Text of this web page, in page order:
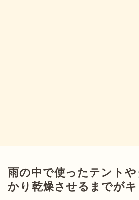
雨の中で使ったテントや
かり乾燥させるまでが